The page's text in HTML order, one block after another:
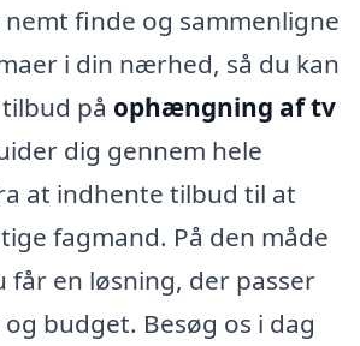
nemt finde og sammenligne
i din nærhed, så du kan
på ophængning af tv
dig gennem hele
at indhente tilbud til at
fagmand. På den måde
får en løsning, der passer
budget. Besøg os i dag